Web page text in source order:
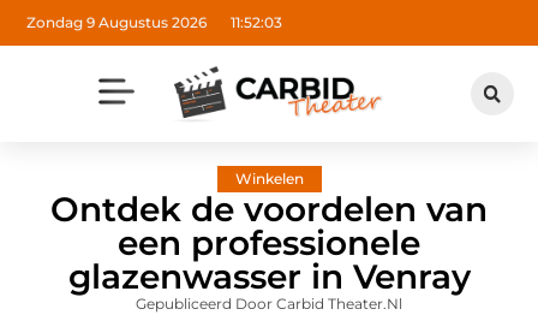
Zondag 9 Augustus 2026 11:52:05
Winkelen
Ontdek de voordelen van
een professionele
glazenwasser in Venray
Gepubliceerd Door Carbid Theater.nl